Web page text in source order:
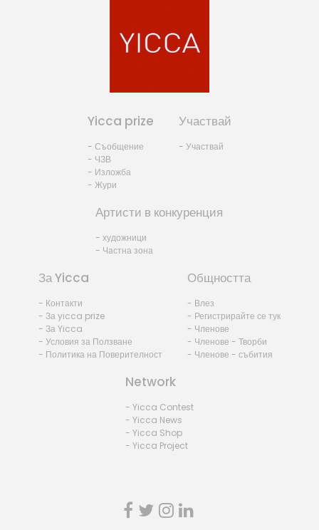
Yicca prize
- Съобщение
- ЧЗВ
- Изложба
- Жури
Участвай
- Участвай
Артисти в конкуренция
- художници
- Частна зона
За Yicca
- Контакти
- За yicca prize
- За Yicca
- Условия за Ползване
- Политика на Поверителност
Общността
- Влез
- Регистрирайте се тук
- Членове
- Членове - Творби
- Членове - събития
Network
- Yicca Contest
- Yicca News
- Yicca Shop
- Yicca Project